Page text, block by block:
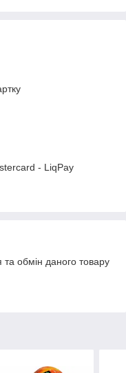
- LiqPay
обмін даного товару